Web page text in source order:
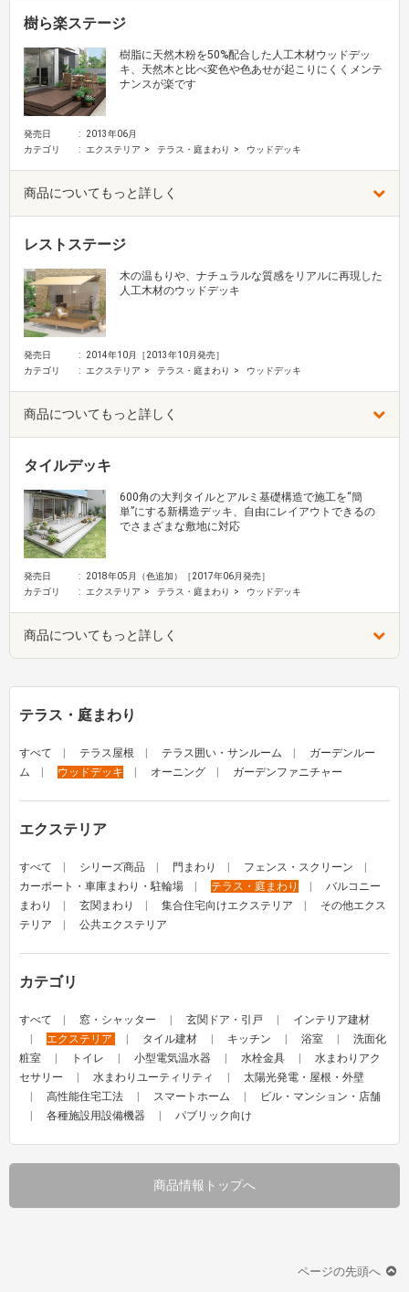
樹ら楽ステージ
樹脂に天然木粉を50%配合した人工木材ウッドデッ
キ、天然木と比べ変色や色あせが起こりにくくメンテ
ナンスが楽です
発売日
2013年06月
カテゴリ
エクステリア テラス・庭まわり ウッドデッキ
商品についてもっと詳しく
レストステージ
木の温もりや、ナチュラルな質感をリアルに再現した
人工木材のウッドデッキ
発売日
2014年10月［2013年10月発売］
カテゴリ
エクステリア テラス・庭まわり ウッドデッキ
商品についてもっと詳しく
タイルデッキ
600角の大判タイルとアルミ基礎構造で施工を“簡
単”にする新構造デッキ、自由にレイアウトできるの
でさまざまな敷地に対応
発売日
2018年05月（色追加）［2017年06月発売］
カテゴリ
エクステリア テラス・庭まわり ウッドデッキ
商品についてもっと詳しく
テラス・庭まわり
すべて テラス屋根 テラス囲い・サンルーム
ガーデンルー
ム
ウッドデッキ オーニング ガーデンファニチャー
エクステリア
すべて シリーズ商品 門まわり
フェンス・スクリーン
カーポート・車庫まわり・駐輪場
テラス・庭まわり
バルコニー
まわり
玄関まわり 集合住宅向けエクステリア
その他エクス
テリア
公共エクステリア
カテゴリ
すべて 窓・シャッター 玄関ドア・引戸
インテリア建材
エクステリア
タイル建材 キッチン 浴室
洗面化
粧室
トイレ 小型電気温水器 水栓金具
水まわりアク
セサリー
水まわりユーティリティ
太陽光発電・屋根・外壁
高性能住宅工法
スマートホーム
ビル・マンション・店舗
各種施設用設備機器
パブリック向け
商品情報トップへ
ページの先頭へ